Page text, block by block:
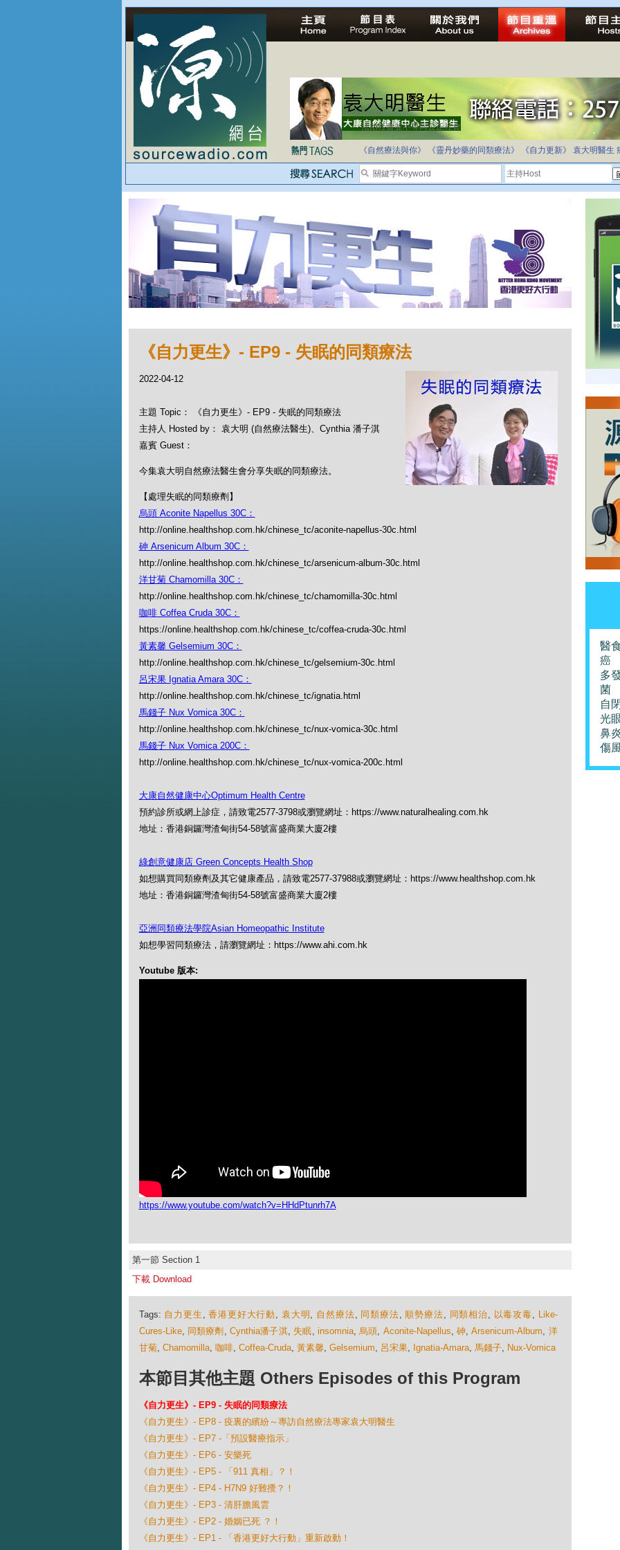
法治社會並不等同公正社會
自家教育合法化-推動多元化教育，全民學卷制
《自然療法與你》
《靈丹妙藥的同類療法》 《自力更新》 袁大明醫生
《自力更生》- EP9 - 失眠的同類療法
2022-04-12
主題 Topic： 《自力更生》- EP9 - 失眠的同類療法
主持人 Hosted by： 袁大明 (自然療法醫生)、Cynthia 潘子淇
嘉賓 Guest：
今集袁大明自然療法醫生會分享失眠的同類療法。
【處理失眠的同類療劑】
烏頭 Aconite Napellus 30C：
http://online.healthshop.com.hk/chinese_tc/aconite-napellus-30c.html
砷 Arsenicum Album 30C：
http://online.healthshop.com.hk/chinese_tc/arsenicum-album-30c.html
洋甘菊 Chamomilla 30C：
http://online.healthshop.com.hk/chinese_tc/chamomilla-30c.html
咖啡 Coffea Cruda 30C：
https://online.healthshop.com.hk/chinese_tc/coffea-cruda-30c.html
黃素馨 Gelsemium 30C：
http://online.healthshop.com.hk/chinese_tc/gelsemium-30c.html
呂宋果 Ignatia Amara 30C：
http://online.healthshop.com.hk/chinese_tc/ignatia.html
馬錢子 Nux Vomica 30C：
http://online.healthshop.com.hk/chinese_tc/nux-vomica-30c.html
馬錢子 Nux Vomica 200C：
http://online.healthshop.com.hk/chinese_tc/nux-vomica-200c.html
大康自然健康中心Optimum Health Centre
預約診所或網上診症，請致電2577-3798或瀏覽網址：https://www.naturalhealing.com.hk
地址：香港銅鑼灣渣甸街54-58號富盛商業大廈2樓
綠創意健康店 Green Concepts Health Shop
如想購買同類療劑及其它健康產品，請致電2577-37988或瀏覽網址：https://www.healthshop.com.hk
地址：香港銅鑼灣渣甸街54-58號富盛商業大廈2樓
亞洲同類療法學院Asian Homeopathic Institute
如想學習同類療法，請瀏覽網址：https://www.ahi.com.hk
Youtube 版本:
https://www.youtube.com/watch?v=HHdPtunrh7A
第一節 Section 1
下載 Download
Tags: 自力更生 ,香港更好大行動, 袁大明 , 自然療法, 同類療法, 順勢療法, 同類相治, 以毒攻毒, Like-
Cures-Like, 同類療劑 , Cynthia潘子淇, 失眠, insomnia, 烏頭, Aconite-Napellus, 砷,Arsenicum-Album, 洋
甘菊, Chamomilla, 咖啡, Coffea-Cruda, 黃素馨, Gelsemium, 呂宋果, Ignatia-Amara, 馬錢子, Nux-Vomica
本節目其他主題 Others Episodes of this Program
《自力更生》- EP9 - 失眠的同類療法
《自力更生》- EP8 - 疫裏的繽紛～專訪自然療法專家袁大明醫生
《自力更生》- EP7 -「預設醫療指示」
《自力更生》- EP6 - 安樂死
《自力更生》- EP5 - 「911 真相」？！
《自力更生》- EP4 - H7N9 好難攪？！
《自力更生》- EP3 - 清肝膽風雲
《自力更生》- EP2 - 婚姻已死 ？！
《自力更生》- EP1 - 「香港更好大行動」重新啟動！
醫
癌
多
菌
自
光
鼻
傷